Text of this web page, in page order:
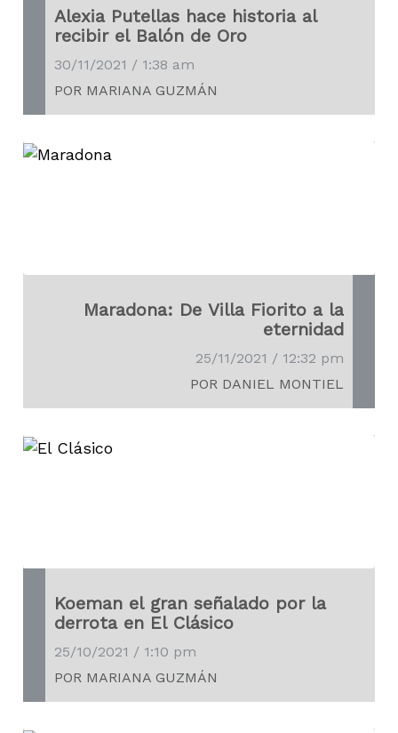
Alexia Putellas hace historia al
recibir el Balón de Oro
30/11/2021 / 1:38 am
POR MARIANA GUZMÁN
Maradona: De Villa Fiorito a la
eternidad
25/11/2021 / 12:32 pm
POR DANIEL MONTIEL
Koeman el gran señalado por la
derrota en El Clásico
25/10/2021 / 1:10 pm
POR MARIANA GUZMÁN